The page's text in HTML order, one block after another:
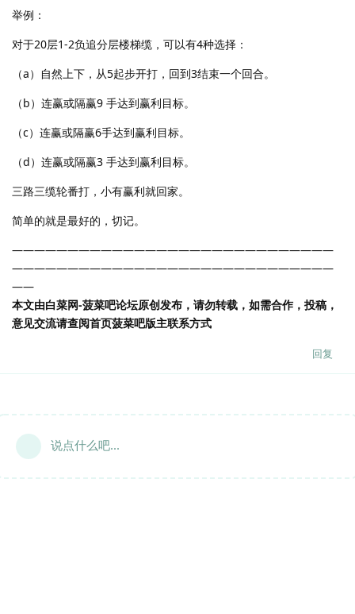
举例：
对于20层1-2负追分层楼梯缆，可以有4种选择：
（a）自然上下，从5起步开打，回到3结束一个回合。
（b）连赢或隔赢9 手达到赢利目标。
（c）连赢或隔赢6手达到赢利目标。
（d）连赢或隔赢3 手达到赢利目标。
三路三缆轮番打，小有赢利就回家。
简单的就是最好的，切记。
—————————————————————————————
—————————————————————————————
——
本文由白菜网-菠菜吧论坛原创发布，请勿转载，如需合作，投稿，
意见交流请查阅首页菠菜吧版主联系方式
回复
说点什么吧...